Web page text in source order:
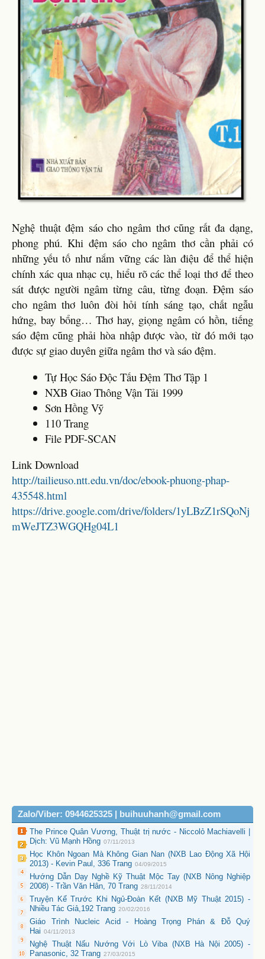
Nghệ thuật đệm sáo cho ngâm thơ cũng rất đa dạng,
phong phú. Khi đệm sáo cho ngâm thơ cần phải có
những yếu tố như nắm vững các làn điệu để thể hiện
chính xác qua nhạc cụ, hiểu rõ các thể loại thơ để theo
sát được người ngâm từng câu, từng đoạn. Đệm sáo
cho ngâm thơ luôn đòi hỏi tính sáng tạo, chất ngẫu
hứng, bay bổng… Thơ hay, giọng ngâm có hồn, tiếng
sáo đệm cũng phải hòa nhập được vào, từ đó mới tạo
được sự giao duyên giữa ngâm thơ và sáo đệm.
Tự Học Sáo Độc Tấu Đệm Thơ Tập 1
NXB Giao Thông Vận Tải 1999
Sơn Hồng Vỹ
110 Trang
File PDF-SCAN
Link Download
http://tailieuso.ntt.edu.vn/doc/ebook-phuong-phap-
435548.html
https://drive.google.com/drive/folders/1yLBzZ1rSQoNj
mWeJTZ3WGQHg04L1
Zalo/Viber: 0944625325 | buihuuhanh@gmail.com
The Prince Quân Vương, Thuật trị nước - Niccolỏ Machiavelli |
Dịch: Vũ Mạnh Hồng 07/11/2013
Học Khôn Ngoan Mà Không Gian Nan (NXB Lao Động Xã Hội
2013) - Kevin Paul, 336 Trang 04/09/2015
Hướng Dẫn Dạy Nghề Kỹ Thuật Mộc Tay (NXB Nông Nghiệp
2008) - Trần Văn Hân, 70 Trang 28/11/2014
Truyện Kể Trước Khi Ngủ-Đoàn Kết (NXB Mỹ Thuật 2015) -
Nhiều Tác Giả,192 Trang 20/02/2016
Giáo Trình Nucleic Acid - Hoàng Trọng Phán & Đỗ Quý
Hai 04/11/2013
Nghệ Thuật Nấu Nướng Với Lò Viba (NXB Hà Nội 2005) -
Panasonic, 32 Trang 27/03/2015